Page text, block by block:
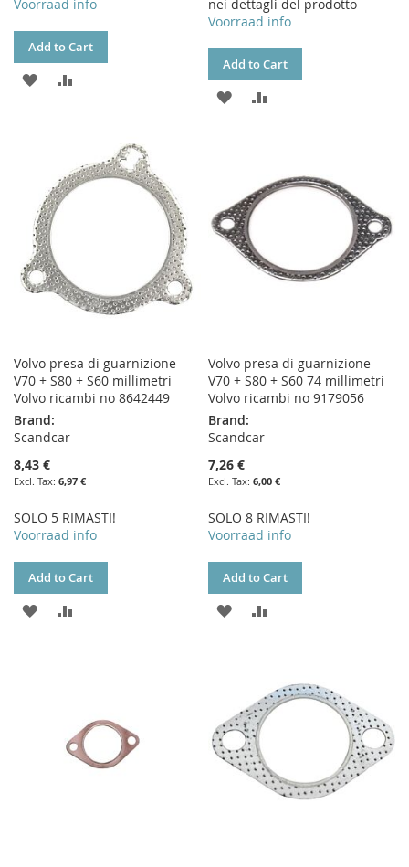
Voorraad info
Add to Cart
ADD
LIST
COMPARE
nei dettagli del prodotto
Voorraad info
Add to Cart
ADD
LIST
Volvo presa di guarnizione
V70 + S80 + S60 millimetri
Volvo ricambi no 8642449
Brand:
Scandcar
8,43 €
6,97 €
SOLO 5 RIMASTI!
Voorraad info
Add to Cart
ADD
Volvo presa di guarnizione
V70 + S80 + S60 74 millimetri
Volvo ricambi no 9179056
Brand:
Scandcar
7,26 €
6,00 €
SOLO 8 RIMASTI!
Voorraad info
Add to Cart
ADD
LIST